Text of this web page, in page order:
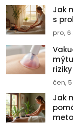
Jak
s
pro, 6
čen,
Jak